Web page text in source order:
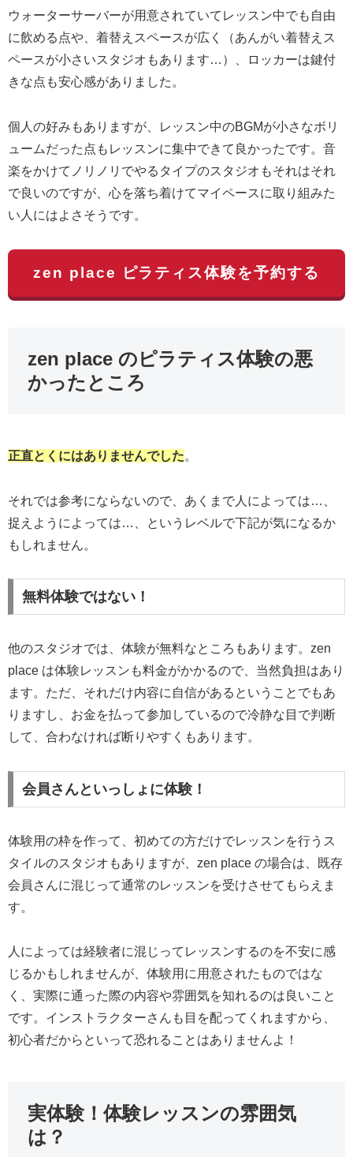
ウォーターサーバーが用意されていてレッスン中でも自由
に飲める点や、着替えスペースが広く（あんがい着替えス
ペースが小さいスタジオもあります…）、ロッカーは鍵付
きな点も安心感がありました。
個人の好みもありますが、レッスン中のBGMが小さなボリ
ュームだった点もレッスンに集中できて良かったです。音
楽をかけてノリノリでやるタイプのスタジオもそれはそれ
で良いのですが、心を落ち着けてマイペースに取り組みた
い人にはよさそうです。
zen place ピラティス体験を予約する
zen place のピラティス体験の悪
かったところ
正直とくにはありませんでした。
それでは参考にならないので、あくまで人によっては…、
捉えようによっては…、というレベルで下記が気になるか
もしれません。
無料体験ではない！
他のスタジオでは、体験が無料なところもあります。zen
place は体験レッスンも料金がかかるので、当然負担はあり
ます。ただ、それだけ内容に自信があるということでもあ
りますし、お金を払って参加しているので冷静な目で判断
して、合わなければ断りやすくもあります。
会員さんといっしょに体験！
体験用の枠を作って、初めての方だけでレッスンを行うス
タイルのスタジオもありますが、zen place の場合は、既存
会員さんに混じって通常のレッスンを受けさせてもらえま
す。
人によっては経験者に混じってレッスンするのを不安に感
じるかもしれませんが、体験用に用意されたものではな
く、実際に通った際の内容や雰囲気を知れるのは良いこと
です。インストラクターさんも目を配ってくれますから、
初心者だからといって恐れることはありませんよ！
実体験！体験レッスンの雰囲気
は？